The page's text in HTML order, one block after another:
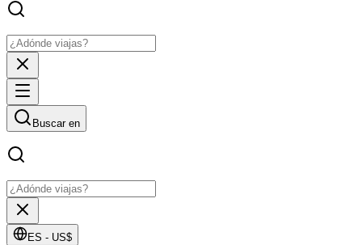
Buscar en
ES - US$